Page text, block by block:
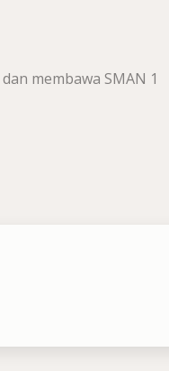
membawa SMAN 1